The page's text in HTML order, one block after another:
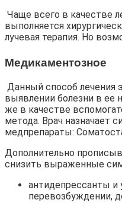
Чаще всего в качестве
выполняется
лучевая терапия. Но
Медикаментозное
Данный способ лечения
выявлении болезни в ее
же в качестве
метода. Врач назначает
медпрепараты:
Дополнительно
снизить выраженные
антидепрессанты и
перевозбуждении,